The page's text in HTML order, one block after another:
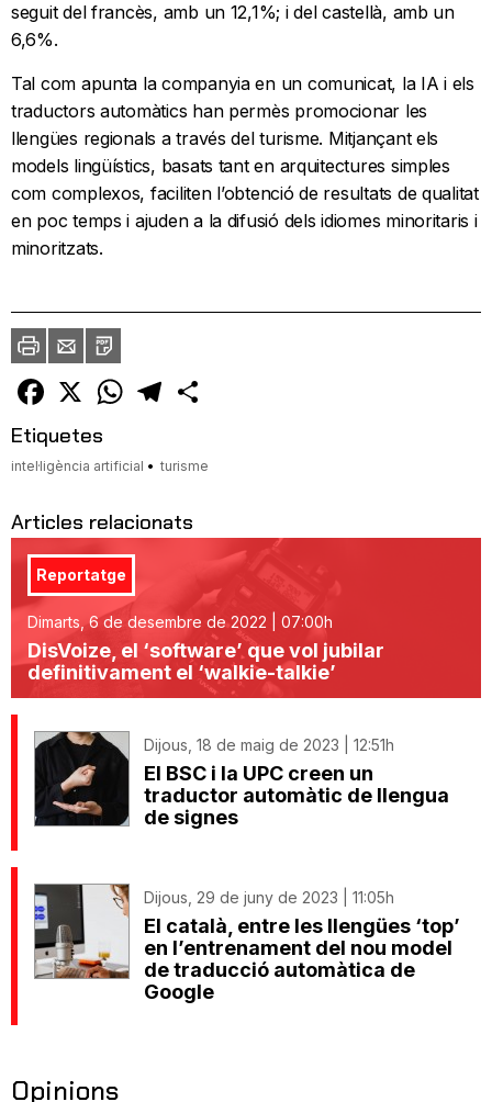
seguit del francès, amb un 12,1%; i del castellà, amb un
6,6%.
Tal com apunta la companyia en un comunicat, la IA i els
traductors automàtics han permès promocionar les
llengües regionals a través del turisme. Mitjançant els
models lingüístics, basats tant en arquitectures simples
com complexos, faciliten l’obtenció de resultats de qualitat
en poc temps i ajuden a la difusió dels idiomes minoritaris i
minoritzats.
ImprimirEnvia
un
amic
PDF
Facebook
X WhatsAppTelegram
Etiquetes
intel·ligència artificial turisme
Articles relacionats
Reportatge
Dimarts, 6 de desembre de 2022 | 07:00h
DisVoize, el ‘software’ que vol jubilar
definitivament el ‘walkie-talkie’
Dijous, 18 de maig de 2023 | 12:51h
El BSC i la UPC creen un
traductor automàtic de llengua
de signes
Dijous, 29 de juny de 2023 | 11:05h
El català, entre les llengües ‘top’
en l’entrenament del nou model
de traducció automàtica de
Google
Opinions